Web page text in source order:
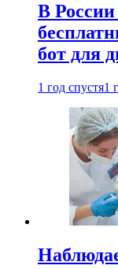
В
бот для
1 год спустя1